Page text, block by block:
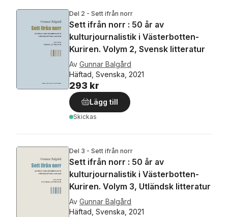
Del 2 - Sett ifrån norr
Sett ifrån norr : 50 år av
kulturjournalistik i Västerbotten-
Kuriren. Volym 2, Svensk litteratur
Av Gunnar Balgård
Häftad, Svenska, 2021
293 kr
Lägg till
Skickas
Del 3 - Sett ifrån norr
Sett ifrån norr : 50 år av
kulturjournalistik i Västerbotten-
Kuriren. Volym 3, Utländsk litteratur
Av Gunnar Balgård
Häftad, Svenska, 2021